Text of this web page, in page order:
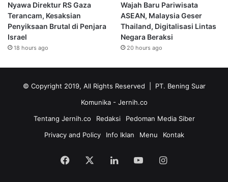
Nyawa Direktur RS Gaza
Terancam, Kesaksian
Penyiksaan Brutal di Penjara
Israel
18 hours ago
Wajah Baru Pariwisata
ASEAN, Malaysia Geser
Thailand, Digitalisasi Lintas
Negara Beraksi
20 hours ago
© Copyright 2019, All Rights Reserved | PT. Bening Suar
Komunika - Jernih.co
Tentang Jernih.co
Redaksi
Pedoman Media Siber
Privacy and Policy
Info Iklan Menu Kontak
Facebook LinkedInYouTubeInstagram